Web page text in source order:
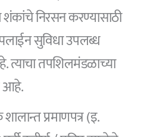
निरसन करण्यासाठी
सुविधा उपलब्ध
तपशिलमंडळाच्या
आहे.
प्रमाणपत्र (इ.